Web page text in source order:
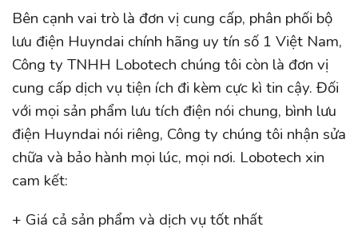
Bên cạnh vai trò là đơn vị cung cấp, phân phối bộ
lưu điện Huyndai chính hãng uy tín số 1 Việt Nam,
Công ty TNHH Lobotech chúng tôi còn là đơn vị
cung cấp dịch vụ tiện ích đi kèm cực kì tin cậy. Đối
với mọi sản phẩm lưu tích điện nói chung, bình lưu
điện Huyndai nói riêng, Công ty chúng tôi nhận sửa
chữa và bảo hành mọi lúc, mọi nơi. Lobotech xin
cam kết:
+ Giá cả sản phẩm và dịch vụ tốt nhất